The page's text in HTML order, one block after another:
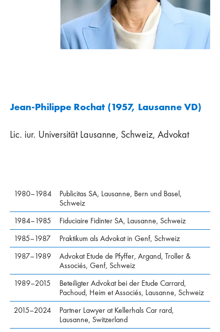
Jean-Philippe Rochat (1957, Lausanne VD)
Lic. iur. Universität Lausanne, Schweiz, Advokat
1980–1984
Publicitas SA, Lausanne, Bern und Basel,
Schweiz
1984–1985
Fiduciaire Fidinter SA, Lausanne, Schweiz
1985–1987
Praktikum als Advokat in Genf, Schweiz
1987–1989
Advokat Etude de Pfyffer, Argand, Troller &
Associés, Genf, Schweiz
1989–2015
Beteiligter Advokat bei der Etude Carrard,
Pachoud, Heim et Associés, Lausanne, Schweiz
2015–2024
Partner Lawyer at Kellerhals Car rard,
Lausanne, Switzerland